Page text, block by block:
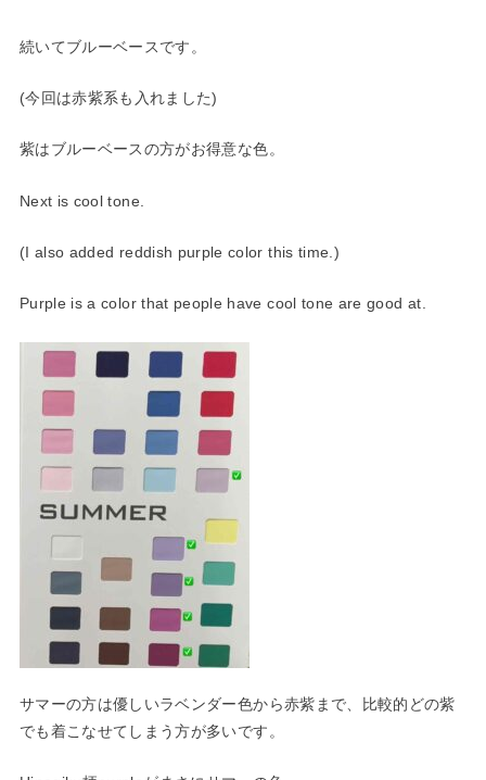
続いてブルーベースです。
(今回は赤紫系も入れました)
紫はブルーベースの方がお得意な色。
Next is cool tone.
(I also added reddish purple color this time.)
Purple is a color that people have cool tone are good at.
サマーの方は優しいラベンダー色から赤紫まで、比較的どの紫
でも着こなせてしまう方が多いです。